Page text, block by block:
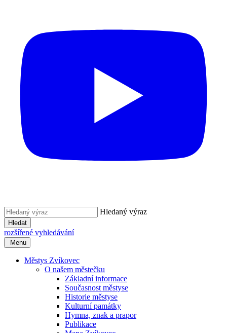
Hledaný výraz
Hledat
rozšířené vyhledávání
Menu
Městys Zvíkovec
O našem městečku
Základní informace
Současnost městyse
Historie městyse
Kulturní památky
Hymna, znak a prapor
Publikace